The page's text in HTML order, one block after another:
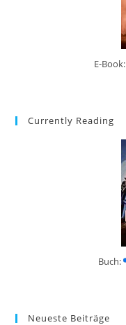
E-Book:
Currently Reading
Buch:
Neueste Beiträge